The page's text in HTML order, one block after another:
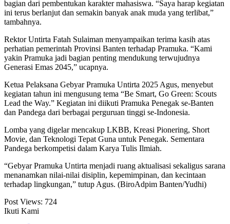
bagian dari pembentukan karakter mahasiswa. “Saya harap kegiatan
ini terus berlanjut dan semakin banyak anak muda yang terlibat,”
tambahnya.
Rektor Untirta Fatah Sulaiman menyampaikan terima kasih atas
perhatian pemerintah Provinsi Banten terhadap Pramuka. “Kami
yakin Pramuka jadi bagian penting mendukung terwujudnya
Generasi Emas 2045,” ucapnya.
Ketua Pelaksana Gebyar Pramuka Untirta 2025 Agus, menyebut
kegiatan tahun ini mengusung tema “Be Smart, Go Green: Scouts
Lead the Way.” Kegiatan ini diikuti Pramuka Penegak se-Banten
dan Pandega dari berbagai perguruan tinggi se-Indonesia.
Lomba yang digelar mencakup LKBB, Kreasi Pionering, Short
Movie, dan Teknologi Tepat Guna untuk Penegak. Sementara
Pandega berkompetisi dalam Karya Tulis Ilmiah.
“Gebyar Pramuka Untirta menjadi ruang aktualisasi sekaligus sarana
menanamkan nilai-nilai disiplin, kepemimpinan, dan kecintaan
terhadap lingkungan,” tutup Agus. (BiroAdpim Banten/Yudhi)
Post Views: 724
Ikuti Kami